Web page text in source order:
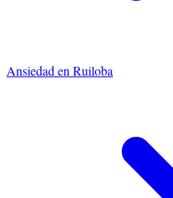
Ansiedad en Ruiloba